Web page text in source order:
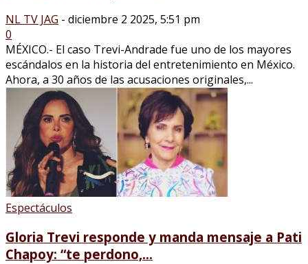
NL TV JAG - diciembre 2 2025, 5:51 pm
0
MÉXICO.- El caso Trevi-Andrade fue uno de los mayores
escándalos en la historia del entretenimiento en México.
Ahora, a 30 años de las acusaciones originales,...
Espectáculos
Gloria Trevi responde y manda mensaje a Pati
Chapoy: “te perdono,...